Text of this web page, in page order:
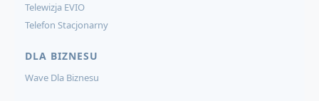
Telewizja EVIO
Telefon Stacjonarny
DLA BIZNESU
Wave Dla Biznesu